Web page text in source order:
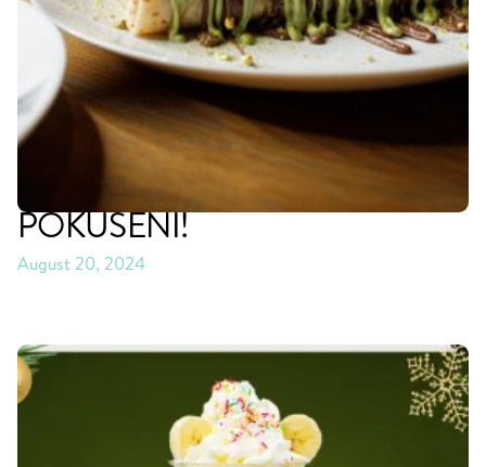
NOVINKY VE WAF-WAF:
PRODUKTY VE STYLU
#DUBAICHOCOLATE –
LÁKAVÉ PISTÁCIOVÉ
POKUŠENÍ!
August 20, 2024